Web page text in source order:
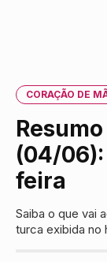
CORAÇÃO DE
(04/
feira
Saiba o que vai
turca exibida no